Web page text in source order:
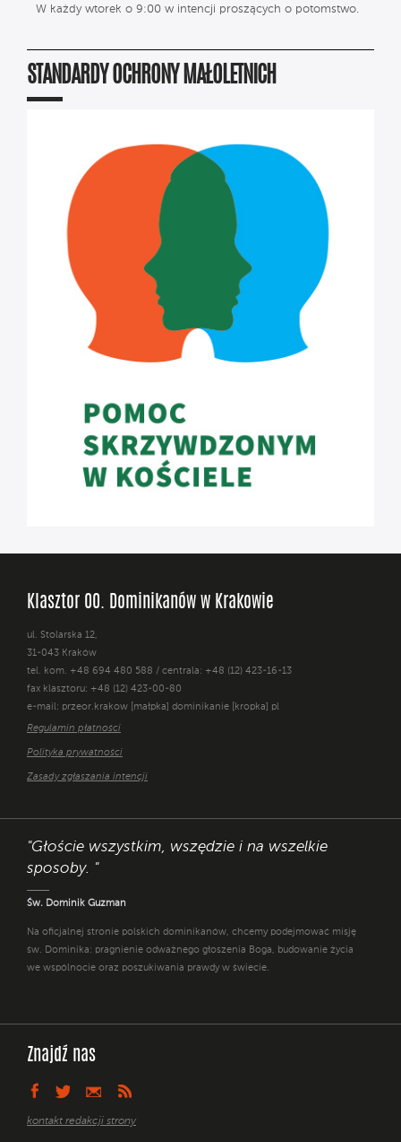
W każdy wtorek o 9:00 w intencji proszących o potomstwo.
STANDARDY OCHRONY MAŁOLETNICH
Klasztor OO. Dominikanów w Krakowie
ul. Stolarska 12,
31-043 Kraków
tel. kom. +48 694 480 588 / centrala: +48 (12) 423-16-13
fax klasztoru: +48 (12) 423-00-80
e-mail: przeor.krakow [małpka] dominikanie [kropka] pl
Regulamin płatności
Polityka prywatności
Zasady zgłaszania intencji
"Głoście wszystkim, wszędzie i na wszelkie
sposoby. "
Św. Dominik Guzman
Na oficjalnej stronie polskich dominikanów, chcemy podejmować misję
św. Dominika: pragnienie odważnego głoszenia Boga, budowanie życia
we wspólnocie oraz poszukiwania prawdy w świecie.
Znajdź nas
kontakt redakcji strony